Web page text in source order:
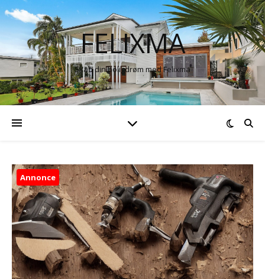
FELIXMA
Skab din boligdrøm med Felixma
Annonce